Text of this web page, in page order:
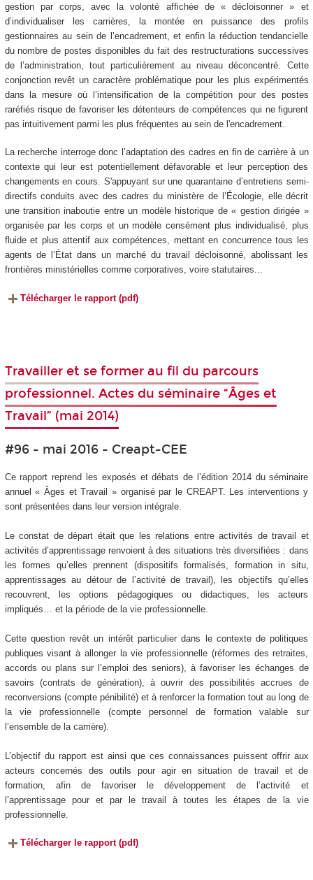
gestion par corps, avec la volonté affichée de « décloisonner » et
d’individualiser les carrières, la montée en puissance des profils
gestionnaires au sein de l’encadrement, et enfin la réduction tendancielle
du nombre de postes disponibles du fait des restructurations successives
de l’administration, tout particulièrement au niveau déconcentré. Cette
conjonction revêt un caractère problématique pour les plus expérimentés
dans la mesure où l’intensification de la compétition pour des postes
raréfiés risque de favoriser les détenteurs de compétences qui ne figurent
pas intuitivement parmi les plus fréquentes au sein de l'encadrement.
La recherche interroge donc l’adaptation des cadres en fin de carrière à un
contexte qui leur est potentiellement défavorable et leur perception des
changements en cours. S'appuyant sur une quarantaine d’entretiens semi-
directifs conduits avec des cadres du ministère de l’Écologie, elle décrit
une transition inaboutie entre un modèle historique de « gestion dirigée »
organisée par les corps et un modèle censément plus individualisé, plus
fluide et plus attentif aux compétences, mettant en concurrence tous les
agents de l’État dans un marché du travail décloisonné, abolissant les
frontières ministérielles comme corporatives, voire statutaires...
Télécharger le rapport (pdf)
Travailler et se former au fil du parcours
professionnel. Actes du séminaire “Âges et
Travail” (mai 2014)
#96 - mai 2016 - Creapt-CEE
Ce rapport reprend les exposés et débats de l’édition 2014 du séminaire
annuel « Âges et Travail » organisé par le CREAPT. Les interventions y
sont présentées dans leur version intégrale.
Le constat de départ était que les relations entre activités de travail et
activités d’apprentissage renvoient à des situations très diversifiées : dans
les formes qu’elles prennent (dispositifs formalisés, formation in situ,
apprentissages au détour de l’activité de travail), les objectifs qu’elles
recouvrent, les options pédagogiques ou didactiques, les acteurs
impliqués… et la période de la vie professionnelle.
Cette question revêt un intérêt particulier dans le contexte de politiques
publiques visant à allonger la vie professionnelle (réformes des retraites,
accords ou plans sur l’emploi des seniors), à favoriser les échanges de
savoirs (contrats de génération), à ouvrir des possibilités accrues de
reconversions (compte pénibilité) et à renforcer la formation tout au long de
la vie professionnelle (compte personnel de formation valable sur
l’ensemble de la carrière).
L’objectif du rapport est ainsi que ces connaissances puissent offrir aux
acteurs concernés des outils pour agir en situation de travail et de
formation, afin de favoriser le développement de l’activité et
l’apprentissage pour et par le travail à toutes les étapes de la vie
professionnelle.
Télécharger le rapport (pdf)